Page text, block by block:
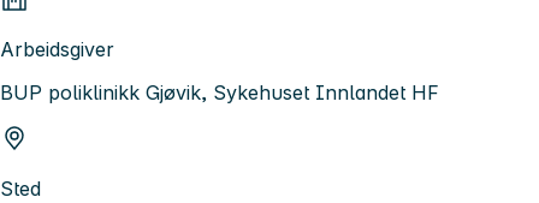
Arbeidsgiver
BUP poliklinikk Gjøvik, Sykehuset Innlandet HF
Sted